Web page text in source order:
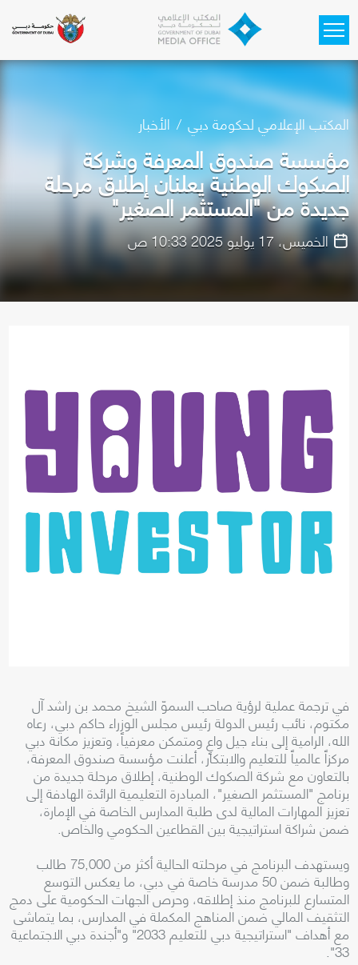
المكتب الإعلامي لحكومة دبي الأخبار
مؤسسة صندوق المعرفة وشركة
الصكوك الوطنية يعلنان إطلاق مرحلة
جديدة من "المستثمر الصغير"
الخميس، 17 يوليو 2025 10:33 ص
في ترجمة عملية لرؤية صاحب السموّ الشيخ محمد بن راشد آل
مكتوم، نائب رئيس الدولة رئيس مجلس الوزراء حاكم دبي، رعاه
الله، الرامية إلى بناء جيل واعٍ ومتمكن معرفياً، وتعزيز مكانة دبي
مركزاً عالمياً للتعليم والابتكار، أعلنت مؤسسة صندوق المعرفة،
بالتعاون مع شركة الصكوك الوطنية، إطلاق مرحلة جديدة من
برنامج "المستثمر الصغير"، المبادرة التعليمية الرائدة الهادفة إلى
تعزيز المهارات المالية لدى طلبة المدارس الخاصة في الإمارة،
ضمن شراكة استراتيجية بين القطاعين الحكومي والخاص.
ويستهدف البرنامج في مرحلته الحالية أكثر من 75,000 طالب
وطالبة ضمن 50 مدرسة خاصة في دبي، ما يعكس التوسع
المتسارع للبرنامج منذ إطلاقه، وحرص الجهات الحكومية على دمج
التثقيف المالي ضمن المناهج المكملة في المدارس، بما يتماشى
مع أهداف "استراتيجية دبي للتعليم 2033" و"أجندة دبي الاجتماعية
33".